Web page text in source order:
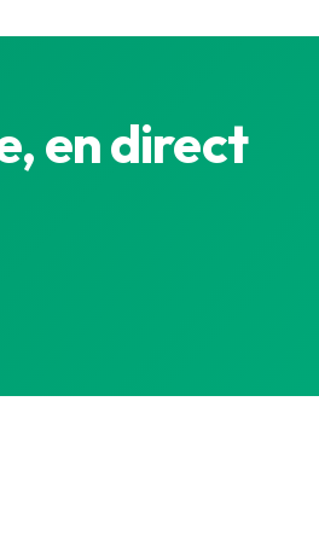
en direct